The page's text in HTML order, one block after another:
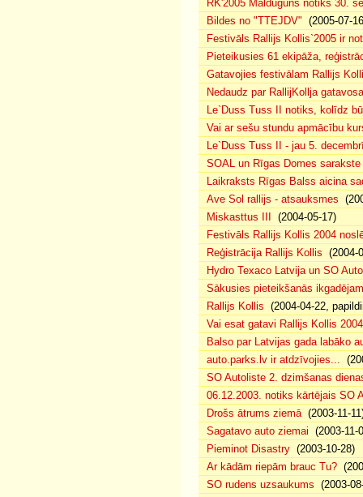
RK'2005 Malduguns notiks 30.
Bildes no "TTEJDV" (2005-07-
Festivāls Rallijs Kollis`2005 ir
Pieteikusies 61 ekipāža,
Gatavojies festivālam Rallijs
Nedaudz par RallijKollja
Le`Duss Tuss II notiks, kolīdz
Vai ar sešu stundu apmācību
Le`Duss Tuss II - jau 5.
SOAL un Rīgas Domes
Laikraksts Rīgas Balss aicina
Ave Sol rallijs - atsauksmes
Miskasttus III
(2004-05-17)
Festivāls Rallijs Kollis 2004
Reģistrācija Rallijs Kollis (2004-
Hydro Texaco Latvija un SO
Sākusies pieteikšanās
Rallijs Kollis (2004-04-22,
Vai esat gatavi Rallijs Kollis
Balso par Latvijas gada labāko
auto.parks.lv ir atdzīvojies...
SO Autoliste 2. dzimšanas
06.12.2003. notiks kārtējais SO
Drošs ātrums ziemā(2003-11-
Sagatavo auto ziemai (2003-11-
Pieminot Disastry (2003-10-28)
Ar kādām riepām brauc Tu?
SO rudens uzsaukums (2003-